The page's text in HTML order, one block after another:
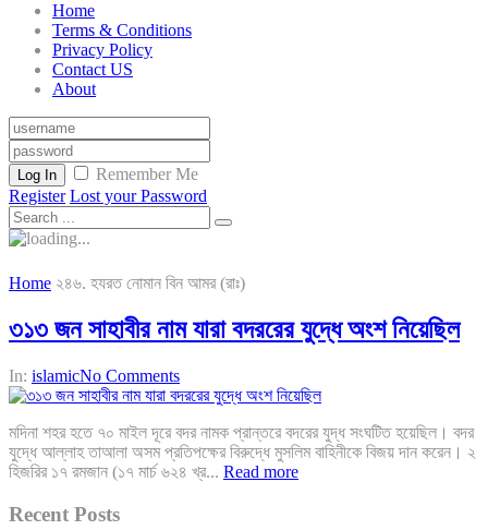
Home
Terms & Conditions
Privacy Policy
Contact US
About
Log In
Remember Me
Register Lost your Password
Home ২৪৬. হযরত নোমান বিন আমর (রাঃ)
৩১৩ জন সাহাবীর নাম যারা বদররের যুদ্ধে অংশ নিয়েছিল
In: islamicNo Comments
মদিনা শহর হতে ৭০ মাইল দূরে বদর নামক প্রান্তরে বদরের যুদ্ধ সংঘটিত হয়েছিল। বদর
যুদ্ধে আল্লাহ তাআলা অসম প্রতিপক্ষের বিরুদ্ধে মুসলিম বাহিনীকে বিজয় দান করেন। ২
হিজরির ১৭ রমজান (১৭ মার্চ ৬২৪ খ্র... Read more
Recent Posts